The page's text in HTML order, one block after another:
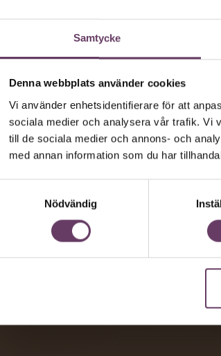
Samtycke
Denna webbplats använder cookies
Vi använder enhetsidentifierare för att
sociala medier och analysera vår trafik. Vi
till de sociala medier och annons- och
med annan information som du har
Nödvändig
en vd
Kan en app som förvandlar
gärna stavfel – vara